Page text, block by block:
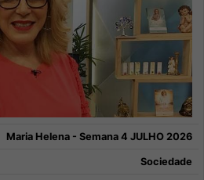
Maria Helena - Semana 4 JULHO 2026
Sociedade